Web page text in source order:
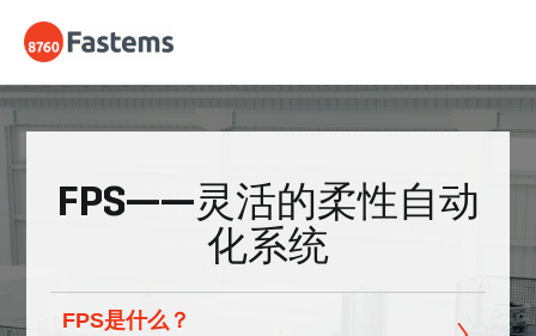
content
FPS——灵活的柔性自动
化系统
FPS是什么？